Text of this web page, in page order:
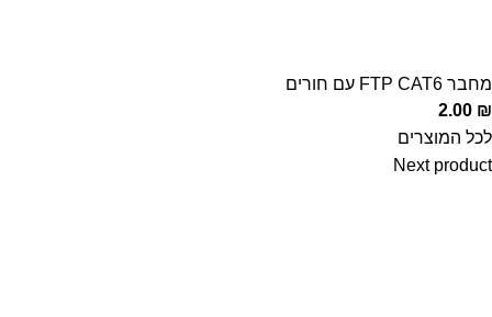
מחבר FTP CAT6 עם חורים
₪
לכל המוצרים
Next product